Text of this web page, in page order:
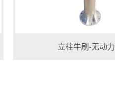
立柱牛刷-无动力